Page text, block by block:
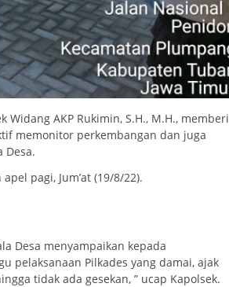
AKP Rukimin, S.H., M.H., memberi
memonitor perkembangan dan juga
Desa.
pagi, Jum’at (19/8/22).
Desa menyampaikan kepada
pelaksanaan Pilkades yang damai, ajak
tidak ada gesekan, ” ucap Kapolsek.